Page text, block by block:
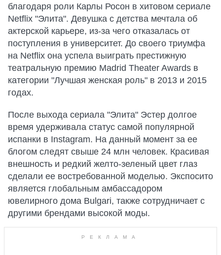
благодаря роли Карлы Росон в хитовом сериале
Netflix "Элита". Девушка с детства мечтала об
актерской карьере, из-за чего отказалась от
поступления в университет. До своего триумфа
на Netflix она успела выиграть престижную
театральную премию Madrid Theater Awards в
категории "Лучшая женская роль" в 2013 и 2015
годах.
После выхода сериала "Элита" Эстер долгое
время удерживала статус самой популярной
испанки в Instagram. На данный момент за ее
блогом следят свыше 24 млн человек. Красивая
внешность и редкий желто-зеленый цвет глаз
сделали ее востребованной моделью. Экспосито
является глобальным амбассадором
ювелирного дома Bulgari, также сотрудничает с
другими брендами высокой моды.